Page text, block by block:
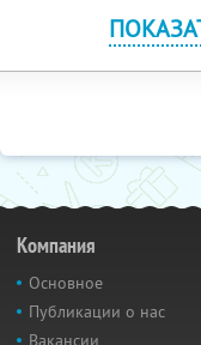
Компания
Основное
Публикации о нас
Вакансии